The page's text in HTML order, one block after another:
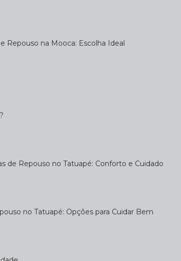
de Repouso na Mooca: Escolha Ideal
de Repouso no Tatuapé: Conforto e Cuidado
no Tatuapé: Opções para Cuidar Bem